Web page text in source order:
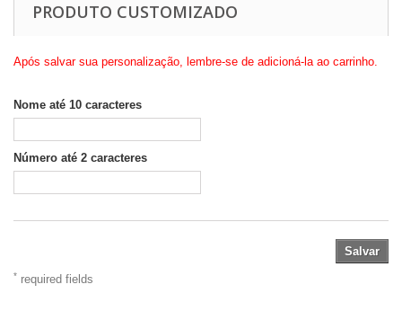
PRODUTO CUSTOMIZADO
Após salvar sua personalização, lembre-se de adicioná-la ao carrinho.
Nome até 10 caracteres
Número até 2 caracteres
Salvar
* required fields